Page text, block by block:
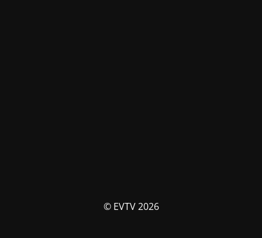
© EVTV 2026